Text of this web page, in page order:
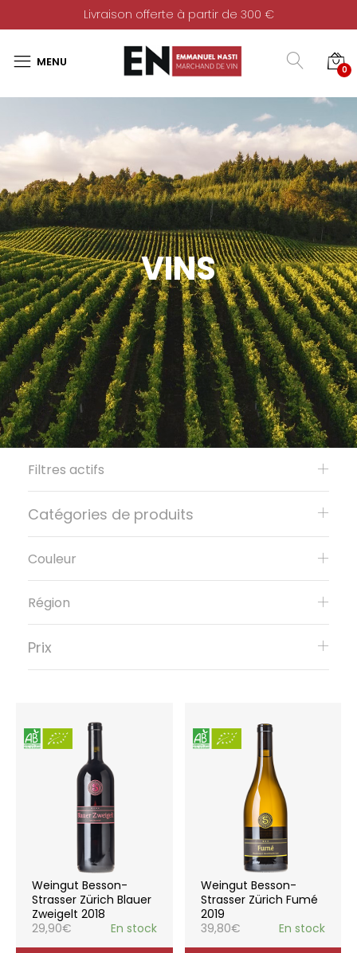
Livraison offerte à partir de 300 €
0
VINS
Weingut Besson-
Strasser Zürich Blauer
Zweigelt 2018
29,90€ En stock
Weingut Besson-
Strasser Zürich Fumé
2019
39,80€ En stock
Filtres actifs
Catégories de produits
Couleur
Région
Prix